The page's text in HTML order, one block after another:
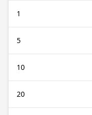
1
5
10
20